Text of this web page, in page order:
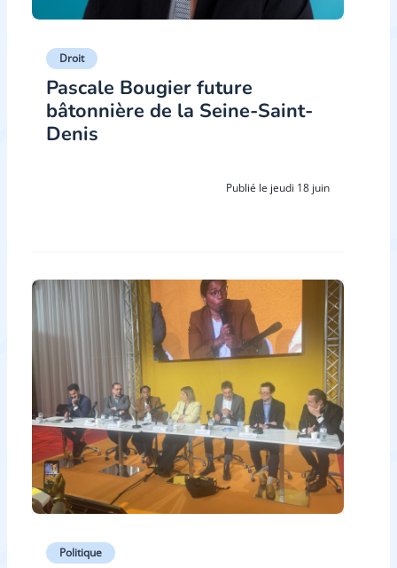
Droit
Pascale Bougier future
bâtonnière de la Seine-Saint-
Denis
Publié le jeudi 18 juin
Politique